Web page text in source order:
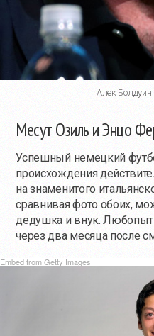
Алек
Месут Озиль и Энцо
Успешный немецкий
происхождения
на знаменитого
сравнивая фото обоих,
дедушка и внук.
через два месяца после
Embed from Getty Images